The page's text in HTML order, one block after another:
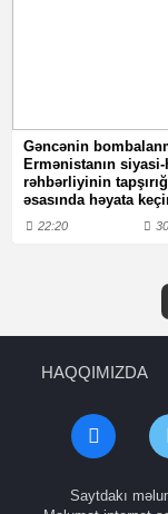
Gəncənin
Ermənistanın
rəhbərliyinin
əsasında həyata
22:20
HAQQIMIZDA
Saytdakı